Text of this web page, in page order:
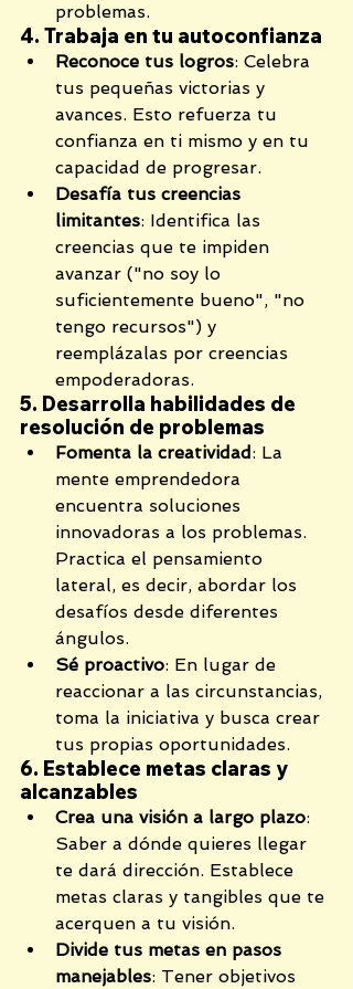
problemas.
4. Trabaja en tu autoconfianza
Reconoce tus logros: Celebra
tus pequeñas victorias y
avances. Esto refuerza tu
confianza en ti mismo y en tu
capacidad de progresar.
Desafía tus creencias
limitantes: Identifica las
creencias que te impiden
avanzar ("no soy lo
suficientemente bueno", "no
tengo recursos") y
reemplázalas por creencias
empoderadoras.
5. Desarrolla habilidades de
resolución de problemas
Fomenta la creatividad: La
mente emprendedora
encuentra soluciones
innovadoras a los problemas.
Practica el pensamiento
lateral, es decir, abordar los
desafíos desde diferentes
ángulos.
Sé proactivo: En lugar de
reaccionar a las circunstancias,
toma la iniciativa y busca crear
tus propias oportunidades.
6. Establece metas claras y
alcanzables
Crea una visión a largo plazo:
Saber a dónde quieres llegar
te dará dirección. Establece
metas claras y tangibles que te
acerquen a tu visión.
Divide tus metas en pasos
manejables: Tener objetivos